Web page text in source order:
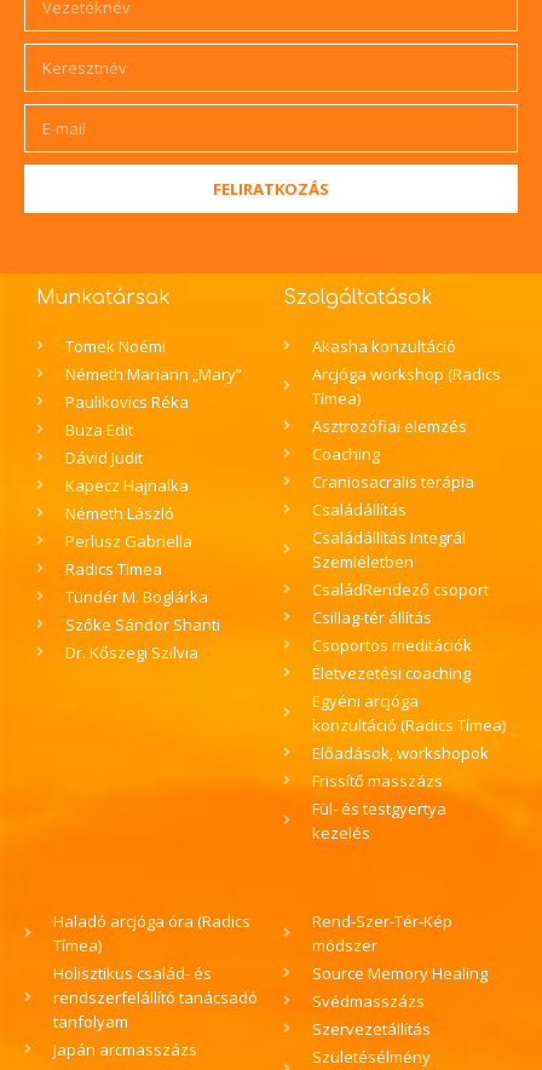
FELIRATKOZÁS
Munkatársak
Tomek Noémi
Németh Mariann „Mary”
Paulikovics Réka
Buza Edit
Dávid Judit
Kapecz Hajnalka
Németh László
Perlusz Gabriella
Radics Tímea
Tündér M. Boglárka
Szőke Sándor Shanti
Dr. Kőszegi Szilvia
Szolgáltatások
Akasha konzultáció
Arcjóga workshop (Radics
Tímea)
Asztrozófiai elemzés
Coaching
Craniosacralis terápia
Családállítás
Családállítás Integrál
Szemléletben
CsaládRendező csoport
Csillag-tér állítás
Csoportos meditációk
Életvezetési coaching
Egyéni arcjóga
konzultáció (Radics Tímea)
Előadások, workshopok
Frissítő masszázs
Fül- és testgyertya
kezelés
Haladó arcjóga óra (Radics
Tímea)
Holisztikus család- és
rendszerfelállító tanácsadó
tanfolyam
Japán arcmasszázs
Rend-Szer-Tér-Kép
módszer
Source Memory Healing
Svédmasszázs
Szervezetállítás
Születésélmény